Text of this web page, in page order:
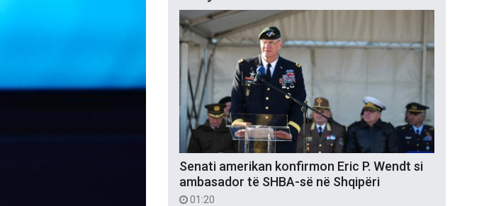
Senati amerikan konfirmon Eric P. Wendt si
ambasador të SHBA-së në Shqipëri
01:20